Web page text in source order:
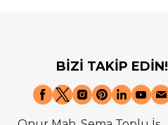
BİZİ TAKİP EDİN!